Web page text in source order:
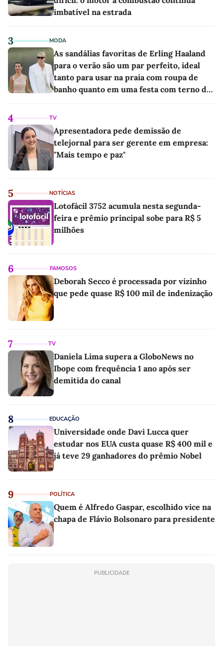
imbatível na estrada
3 MODA
As sandálias favoritas de Erling Haaland
para o verão são um par perfeito, ideal
tanto para usar na praia com roupa de
banho quanto em uma festa com terno de
4 TV
Apresentadora pede demissão de
telejornal para ser gerente em empresa:
"Mais tempo e paz"
5 NOTÍCIAS
Lotofácil 3752 acumula nesta segunda-
feira e prêmio principal sobe para R$ 5
milhões
6 FAMOSOS
Deborah Secco é processada por vizinho
que pede quase R$ 100 mil de indenização
7 TV
Daniela Lima supera a GloboNews no
Ibope com frequência 1 ano após ser
demitida do canal
8 EDUCAÇÃO
Universidade onde Davi Lucca quer
estudar nos EUA custa quase R$ 400 mil e
já teve 29 ganhadores do prêmio Nobel
9 POLÍTICA
Quem é Alfredo Gaspar, escolhido vice na
chapa de Flávio Bolsonaro para presidente
PUBLICIDADE